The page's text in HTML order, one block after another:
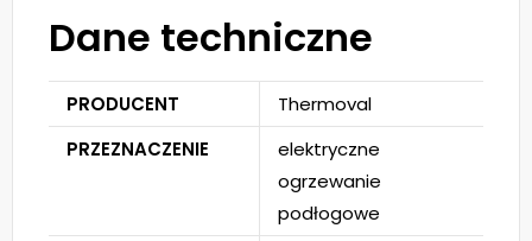
Dane techniczne
PRODUCENT
Thermoval
PRZEZNACZENIE
elektryczne
ogrzewanie
podłogowe